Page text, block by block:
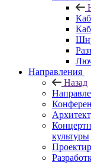
Направления
Назад
культуры